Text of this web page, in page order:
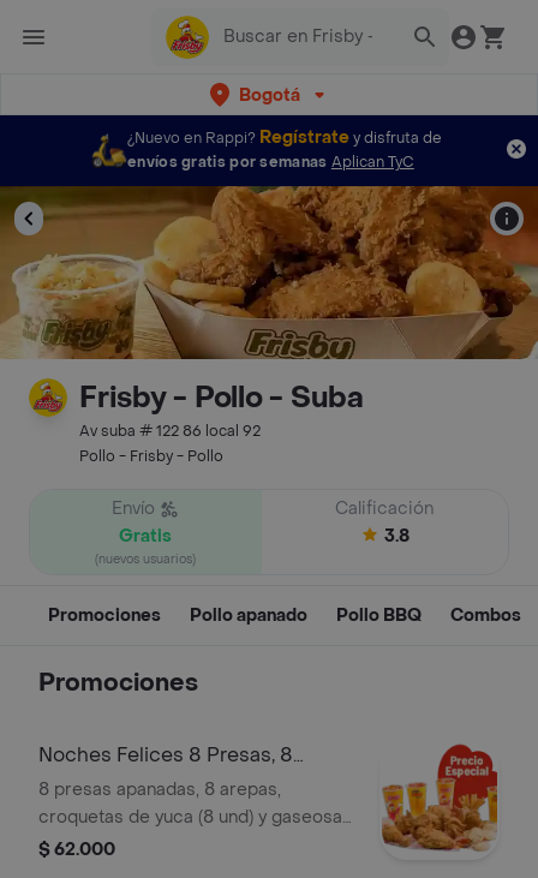
Bogotá
¿Nuevo en Rappi? Regístratey disfruta de
envíos gratis por semanas Aplican TyC
Frisby - Pollo - Suba
Av suba # 122 86 local 92
Pollo - Frisby - Pollo
Envío
Gratis
(nuevos usuarios)
Calificación
3.8
Promociones Pollo apanado Pollo BBQ Combos
Promociones
Noches Felices 8 Presas, 8
arepas, 8 yuc
8 presas apanadas, 8 arepas,
croquetas de yuca (8 und) y gaseosa
(1.5 litros)
$ 62.000